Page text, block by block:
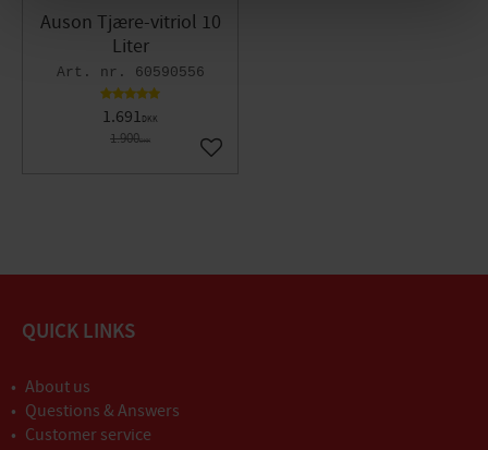
Auson Tjære-vitriol 10
Liter
60590556
1.691DKK
1.900DKK
Gem som favorit
QUICK LINKS
About us
Questions & Answers
Customer service